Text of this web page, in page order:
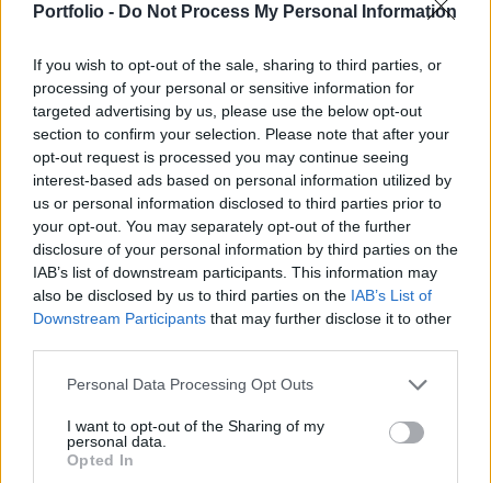
Portfolio - Do Not Process My Personal Information
If you wish to opt-out of the sale, sharing to third parties, or
processing of your personal or sensitive information for
targeted advertising by us, please use the below opt-out
section to confirm your selection. Please note that after your
opt-out request is processed you may continue seeing
interest-based ads based on personal information utilized by
us or personal information disclosed to third parties prior to
your opt-out. You may separately opt-out of the further
disclosure of your personal information by third parties on the
IAB’s list of downstream participants. This information may
also be disclosed by us to third parties on the IAB’s List of
Downstream Participants that may further disclose it to other
Personal Data Processing Opt Outs
I want to opt-out of the Sharing of my
personal data.
Opted In
Péter miniszterelnök élő videóban szólította fel a legfőbb
2026. június 17. 21:53 | Portfolio
Keményen üzent az új magyar
rendőrfőkapitány: nincs olyan terület az
országban, ahol ne csapna le a törvény
Mecser Tamás, a rendőrség újonnan kinevezett országos
főkapitánya az Országgyűlés Honvédelmi és rendészeti
bizottságának meghallgatásán kijelentette, hogy nem
tolerálható, ha bárki vagy bármely terület megpróbálja
kivonni magát a törvényes állami joghatóság alól.
Megerősítette, hogy a Terrorelhárítási Központot (TEK)
beolvasztják a rendőrségbe, és a szervezet előtt álló